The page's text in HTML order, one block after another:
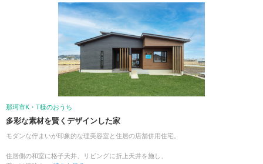
那珂市K・T様のおうち
多彩な素材を賢くデザインした家
モダンな佇まいが印象的な理美容室と住居の店舗併用住宅。
住居側の和室に格子天井、リビングに折上天井を施し、